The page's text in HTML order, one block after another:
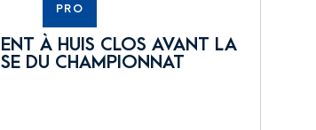
PRO
À HUIS CLOS AVANT LA
DU CHAMPIONNAT